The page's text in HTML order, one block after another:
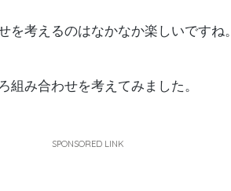
考えるのはなかなか楽しいですね。
み合わせを考えてみました。
SPONSORED LINK